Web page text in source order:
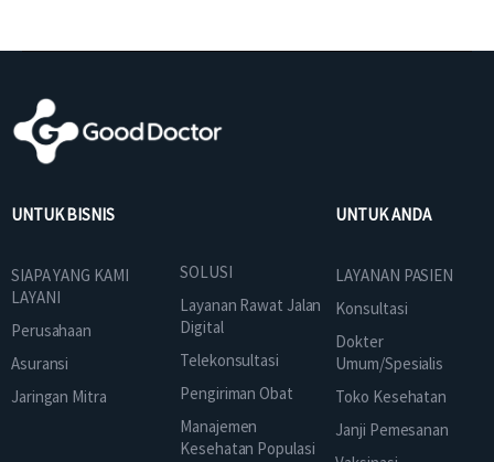
UNTUK BISNIS
SIAPA YANG KAMI
LAYANI
Perusahaan
Asuransi
Jaringan Mitra
SOLUSI
Layanan Rawat Jalan
Digital
Telekonsultasi
Pengiriman Obat
Manajemen
Kesehatan Populasi
UNTUK ANDA
LAYANAN PASIEN
Konsultasi
Dokter
Umum/Spesialis
Toko Kesehatan
Janji Pemesanan